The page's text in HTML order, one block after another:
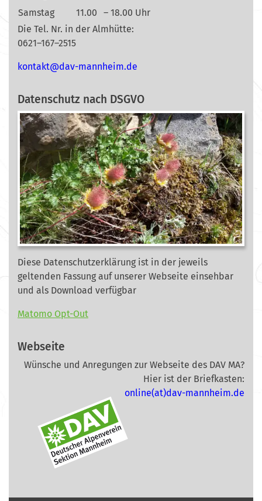
Samstag
11.00
– 18.00 Uhr
Die Tel. Nr. in der Almhütte:
0621–167–2515
ed.mi
ehnna
m-vad
@tkat
nok
Datenschutz nach DSGVO
Diese Datenschutzerklärung ist in der jeweils
geltenden Fassung auf unserer Webseite einsehbar
und als Download verfügbar
Matomo Opt-Out
Webseite
Wünsche und Anregungen zur Webseite des DAV MA?
Hier ist der Briefkasten:
online(at)dav-mannheim.de